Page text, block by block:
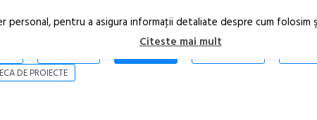
STIRI
DE PROIECTE
personal, pentru a asigura informaţii detaliate despre cum
Citeste mai mult